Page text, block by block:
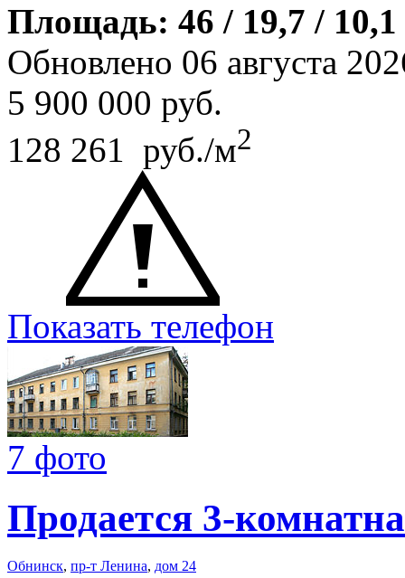
Площадь: 46 / 19,7 /
Обновлено 06 августа
5 900 000 руб.
128 261 руб./м2
Показать телефон
7 фото
Продается 3-
Обнинск, пр-т Ленина, дом 24